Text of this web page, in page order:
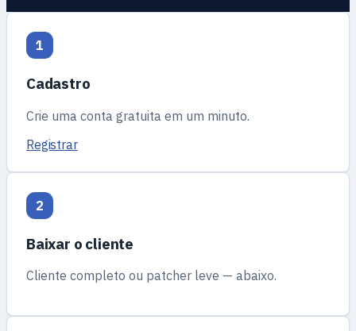
1
Cadastro
Crie uma conta gratuita em um minuto.
Registrar
2
Baixar o cliente
Cliente completo ou patcher leve — abaixo.